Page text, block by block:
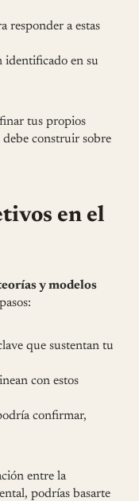
responder a estas
identificado en su
tus propios
construir sobre
en el
y modelos
que sustentan tu
con estos
confirmar,
entre la
podrías basarte